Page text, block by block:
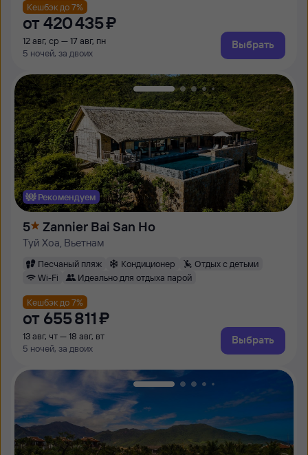
Кешбэк до 7%
от 420 ⁠435 ⁠₽
12 авг, ср — 17 авг, пн
5 ночей, за двоих
Выбрать
Рекомендуем
5 Zannier Bai San Ho
Туй Хоа, Вьетнам
Песчаный пляж Кондиционер
Отдых с детьми
Wi-Fi
Идеально для отдыха парой
Кешбэк до 7%
от 655 ⁠811 ⁠₽
13 авг, чт — 18 авг, вт
5 ночей, за двоих
Выбрать